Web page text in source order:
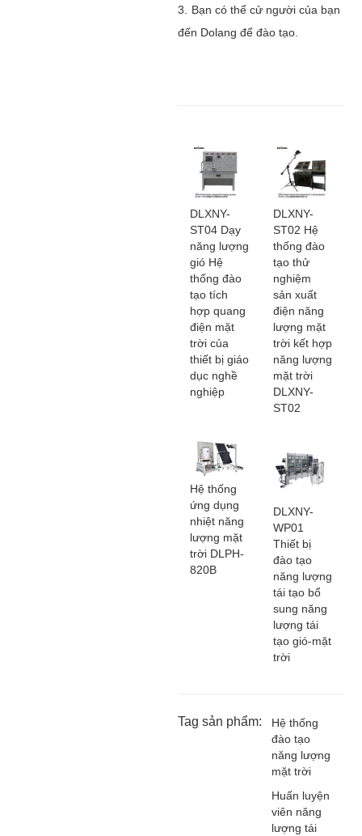
3.
Bạn có thể cử người của bạn
đến Dolang để đào tạo.
DLXNY-
ST04 Dạy
năng lượng
gió Hệ
thống đào
tạo tích
hợp quang
điện mặt
trời của
thiết bị giáo
dục nghề
nghiệp
DLXNY-
ST02 Hệ
thống đào
tạo thử
nghiệm
sản xuất
điện năng
lượng mặt
trời kết hợp
năng lượng
mặt trời
DLXNY-
ST02
Hệ thống
ứng dụng
nhiệt năng
lượng mặt
trời DLPH-
820B
DLXNY-
WP01
Thiết bị
đào tạo
năng lượng
tái tạo bổ
sung năng
lượng tái
tạo gió-mặt
trời
Tag sản phẩm:
Hệ thống
đào tạo
năng lượng
mặt trời
Huấn luyện
viên năng
lượng tái